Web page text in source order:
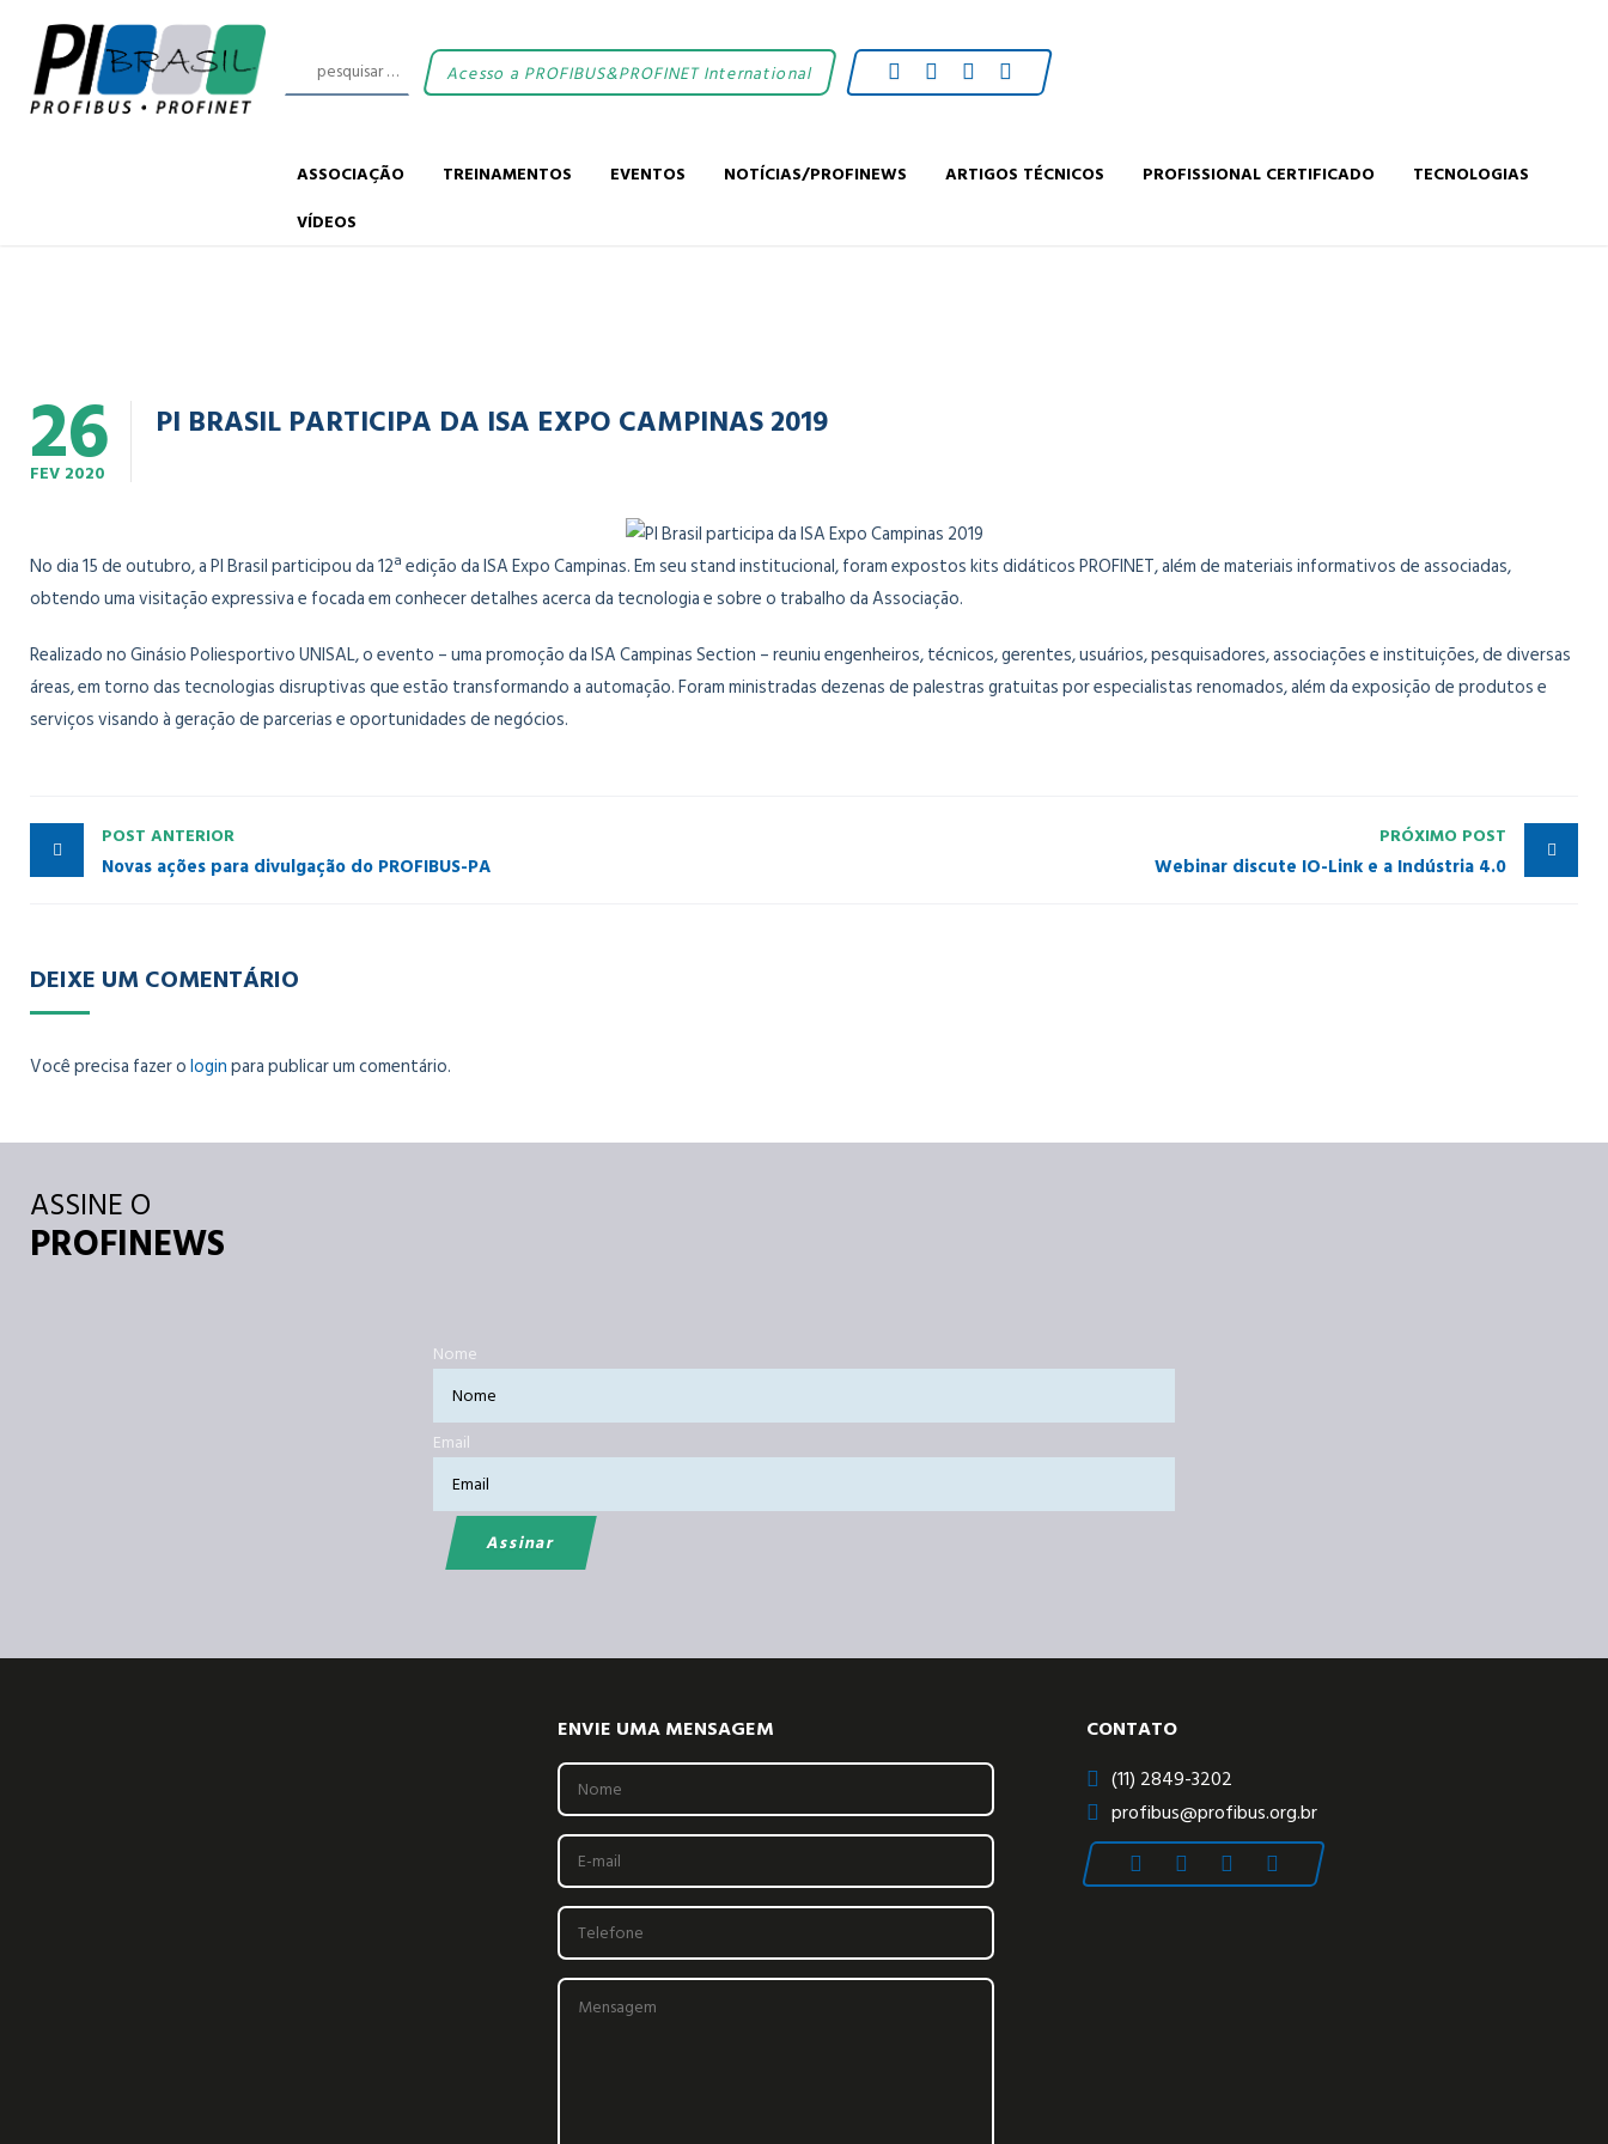
ASSOCIAÇÃO TREINAMENTOS EVENTOS NOTÍCIAS/PROFINEWS ARTIGOS TÉCNICOS PROFISSIONAL CERTIFICADO
TECNOLOGIAS
VÍDEOS
Acesso a PROFIBUS&PROFINET International
26
FEV 2020
PI BRASIL PARTICIPA DA ISA EXPO CAMPINAS 2019
No dia 15 de outubro, a PI Brasil participou da 12ª edição da ISA Expo Campinas. Em seu stand institucional, foram expostos kits didáticos PROFINET, além de materiais informativos de associadas,
obtendo uma visitação expressiva e focada em conhecer detalhes acerca da tecnologia e sobre o trabalho da Associação.
Realizado no Ginásio Poliesportivo UNISAL, o evento – uma promoção da ISA Campinas Section – reuniu engenheiros, técnicos, gerentes, usuários, pesquisadores, associações e instituições, de diversas
áreas, em torno das tecnologias disruptivas que estão transformando a automação. Foram ministradas dezenas de palestras gratuitas por especialistas renomados, além da exposição de produtos e
serviços visando à geração de parcerias e oportunidades de negócios.
POST ANTERIOR
Novas ações para divulgação do PROFIBUS-PA
PRÓXIMO POST
Webinar discute IO-Link e a Indústria 4.0
DEIXE UM COMENTÁRIO
Você precisa fazer ologinpara publicar um comentário.
ASSINE O
PROFINEWS
Nome
Email
ENVIE UMA MENSAGEM CONTATO
(11) 2849-3202
profibus@profibus.org.br